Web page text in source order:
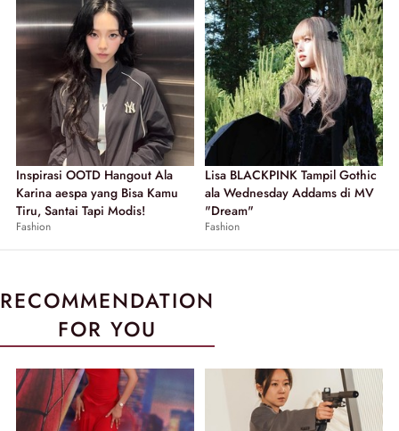
Inspirasi OOTD Hangout Ala
Karina aespa yang Bisa Kamu
Tiru, Santai Tapi Modis!
Fashion
Lisa BLACKPINK Tampil Gothic
ala Wednesday Addams di MV
"Dream"
Fashion
RECOMMENDATION
FOR YOU